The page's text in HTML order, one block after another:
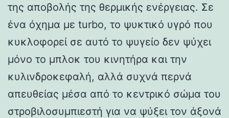
της αποβολής της θερμικής ενέργειας. Σε
ένα όχημα με turbo, το ψυκτικό υγρό που
κυκλοφορεί σε αυτό το ψυγείο δεν ψύχει
μόνο το μπλοκ του κινητήρα και την
κυλινδροκεφαλή, αλλά συχνά περνά
απευθείας μέσα από το κεντρικό σώμα του
στροβιλοσυμπιεστή για να ψύξει τον άξονά